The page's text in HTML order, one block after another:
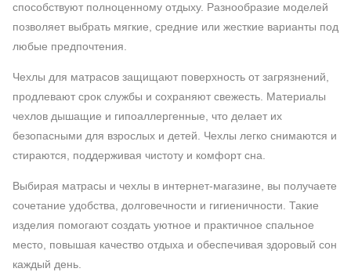
способствуют полноценному отдыху. Разнообразие моделей
позволяет выбрать мягкие, средние или жесткие варианты под
любые предпочтения.
Чехлы для матрасов защищают поверхность от загрязнений,
продлевают срок службы и сохраняют свежесть. Материалы
чехлов дышащие и гипоаллергенные, что делает их
безопасными для взрослых и детей. Чехлы легко снимаются и
стираются, поддерживая чистоту и комфорт сна.
Выбирая матрасы и чехлы в интернет-магазине, вы получаете
сочетание удобства, долговечности и гигиеничности. Такие
изделия помогают создать уютное и практичное спальное
место, повышая качество отдыха и обеспечивая здоровый сон
каждый день.